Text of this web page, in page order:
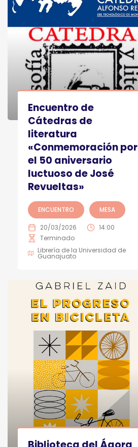
Encuentro de
Cátedras de
literatura
«Conmemoración por
el 50 aniversario
luctuoso de José
Revueltas»
ENCUENTRO MESA
20/03/2026
14:00
Terminado
Librería de la Universidad de
Guanajuato